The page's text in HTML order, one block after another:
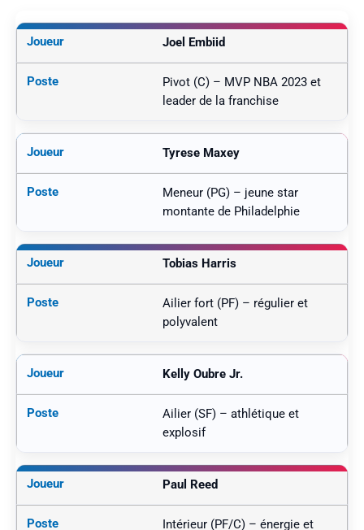
Joel Embiid
Pivot (C) – MVP NBA 2023 et
leader de la franchise
Tyrese Maxey
Meneur (PG) – jeune star
montante de Philadelphie
Tobias Harris
Ailier fort (PF) – régulier et
polyvalent
Kelly Oubre Jr.
Ailier (SF) – athlétique et
explosif
Paul Reed
Intérieur (PF/C) – énergie et